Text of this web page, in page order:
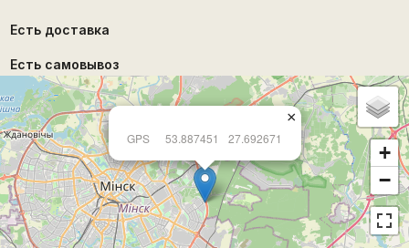
Есть доставка
Есть самовывоз
GPS 53.887451 27.692671
×
+
−